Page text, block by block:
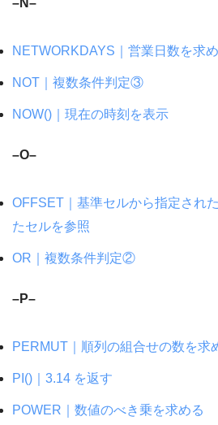
NETWORKDAYS｜営業日数を求
NOT｜複数条件判定③
NOW()｜現在の時刻を表示
–O–
OFFSET｜基準セルから指定され
たセルを参照
OR｜複数条件判定②
–P–
PERMUT｜順列の組合せの数を求
PI()｜3.14 を返す
POWER｜数値のべき乗を求める